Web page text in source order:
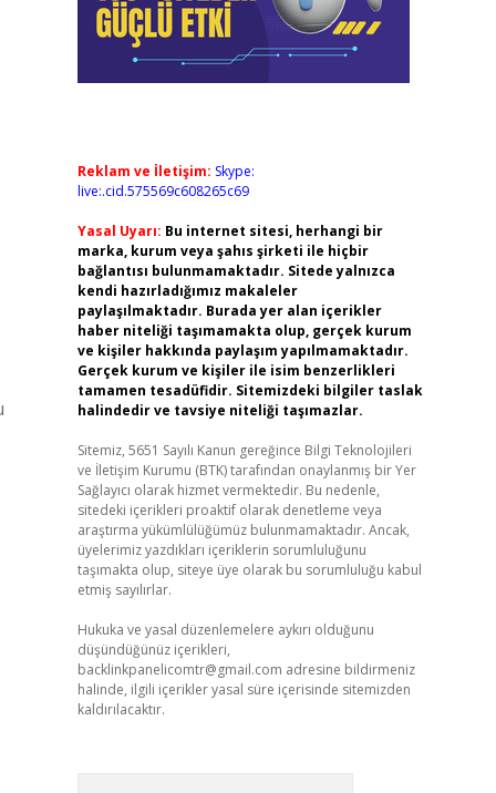
Reklam ve İletişim: Skype:
live:.cid.575569c608265c69
Yasal Uyarı: Bu internet sitesi, herhangi bir
marka, kurum veya şahıs şirketi ile hiçbir
bağlantısı bulunmamaktadır. Sitede yalnızca
kendi hazırladığımız makaleler
paylaşılmaktadır. Burada yer alan içerikler
haber niteliği taşımamakta olup, gerçek kurum
ve kişiler hakkında paylaşım yapılmamaktadır.
Gerçek kurum ve kişiler ile isim benzerlikleri
tamamen tesadüfidir. Sitemizdeki bilgiler taslak
halindedir ve tavsiye niteliği taşımazlar.
Sitemiz, 5651 Sayılı Kanun gereğince Bilgi Teknolojileri
ve İletişim Kurumu (BTK) tarafından onaylanmış bir Yer
Sağlayıcı olarak hizmet vermektedir. Bu nedenle,
sitedeki içerikleri proaktif olarak denetleme veya
araştırma yükümlülüğümüz bulunmamaktadır. Ancak,
üyelerimiz yazdıkları içeriklerin sorumluluğunu
taşımakta olup, siteye üye olarak bu sorumluluğu kabul
etmiş sayılırlar.
Hukuka ve yasal düzenlemelere aykırı olduğunu
düşündüğünüz içerikleri,
backlinkpanelicomtr@gmail.com adresine bildirmeniz
halinde, ilgili içerikler yasal süre içerisinde sitemizden
kaldırılacaktır.